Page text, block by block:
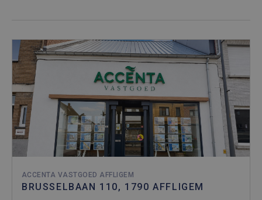
ACCENTA VASTGOED AFFLIGEM
BRUSSELBAAN 110, 1790 AFFLIGEM